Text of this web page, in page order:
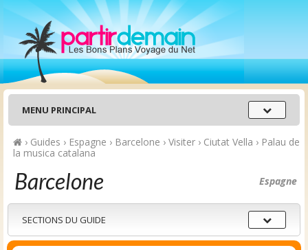
Menu
principal
MENU PRINCIPAL
› Guides › Espagne › Barcelone › Visiter › Ciutat Vella › Palau de
la musica catalana
Espagne
Barcelone
Sections
du
guide
SECTIONS DU GUIDE